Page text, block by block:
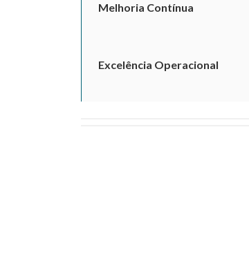
Melhoria Contínua
Excelência Operacional